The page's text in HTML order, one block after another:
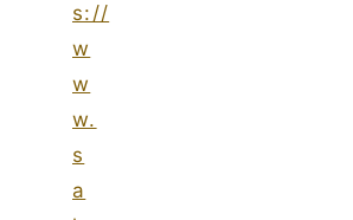
s://
w
w
w.
s
a